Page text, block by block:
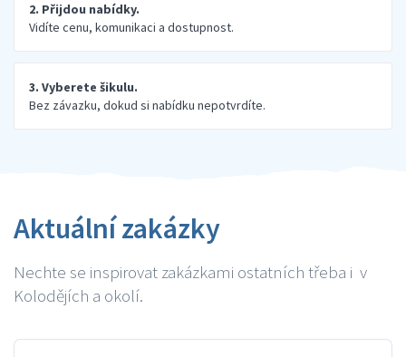
2. Přijdou nabídky.
Vidíte cenu, komunikaci a dostupnost.
3. Vyberete šikulu.
Bez závazku, dokud si nabídku nepotvrdíte.
Aktuální zakázky
Nechte se inspirovat zakázkami ostatních třeba i v
Kolodějích a okolí.